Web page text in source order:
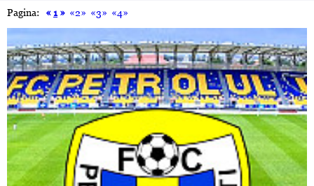
Pagina: «1» «2» «3» «4»